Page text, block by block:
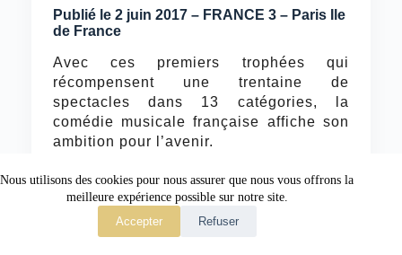
Nous utilisons des cookies pour nous assurer que nous vous offrons la
meilleure expérience possible sur notre site.
Accepter
Refuser
Publié le 2 juin 2017 – FRANCE 3 – Paris Ile
de France
Avec ces premiers trophées qui
récompensent une trentaine de
spectacles dans 13 catégories, la
comédie musicale française affiche son
ambition pour l’avenir.
Lire plus